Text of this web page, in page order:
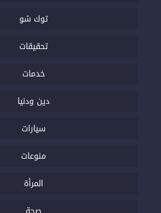
توك شو
تحقيقات
خدمات
دين ودنيا
سيارات
منوعات
المرأة